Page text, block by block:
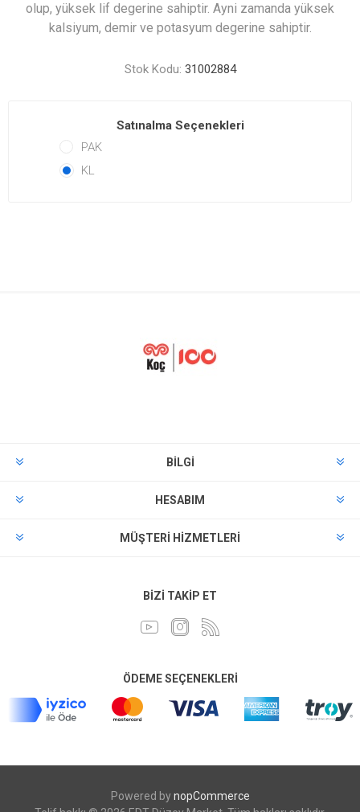
olup, yüksek lif degerine sahiptir. Ayni zamanda yüksek
kalsiyum, demir ve potasyum degerine sahiptir.
Stok Kodu: 31002884
Satınalma Seçenekleri
PAK
KL
BILGI
HESABIM
MÜŞTERI HIZMETLERI
BIZI TAKIP ET
ÖDEME SEÇENEKLERI
Powered bynopCommerce